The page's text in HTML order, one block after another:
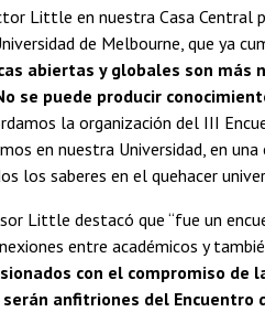
Little en nuestra Casa Central
de Melbourne, que ya
abiertas y globales son más
se puede producir
la organización del III
en nuestra Universidad, en
los saberes en el quehacer
Little destacó que “fue un
entre académicos y
con el compromiso de
anfitriones del Encuentro